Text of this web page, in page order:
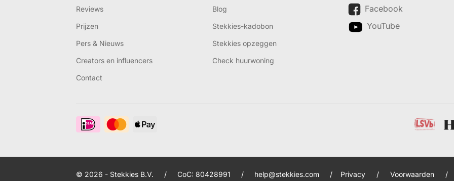
Reviews
Prijzen
Pers & Nieuws
Creators en influencers
Contact
Blog
Stekkies-kadobon
Stekkies opzeggen
Check huurwoning
Facebook
YouTube
© 2026 - Stekkies B.V. / CoC: 80428991 / help@stekkies.com / Privacy / Voorwaarden /